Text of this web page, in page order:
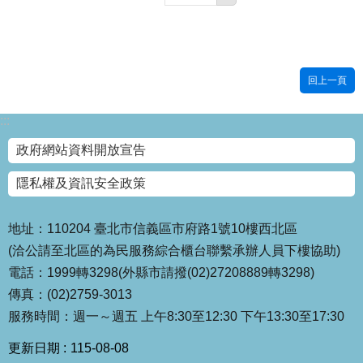
回上一頁
:::
政府網站資料開放宣告
隱私權及資訊安全政策
地址：110204 臺北市信義區市府路1號10樓西北區
(洽公請至北區的為民服務綜合櫃台聯繫承辦人員下樓協助)
電話：1999轉3298(外縣市請撥(02)27208889轉3298)
傳真：(02)2759-3013
服務時間：週一～週五 上午8:30至12:30 下午13:30至17:30
更新日期 115-08-08